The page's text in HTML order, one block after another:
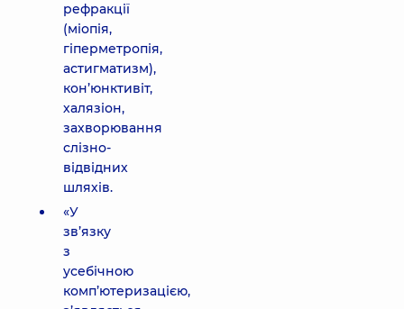
рефракції
(міопія,
гіперметропія,
астигматизм),
кон’юнктивіт,
халязіон,
захворювання
слізно-
відвідних
шляхів.
«У
зв’язку
з
усебічною
комп’ютеризацією,